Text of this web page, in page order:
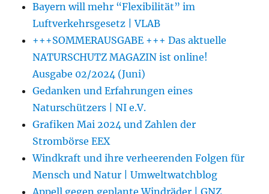
Bayern will mehr “Flexibilität” im
Luftverkehrsgesetz | VLAB
+++SOMMERAUSGABE +++ Das aktuelle
NATURSCHUTZ MAGAZIN ist online!
Ausgabe 02/2024 (Juni)
Gedanken und Erfahrungen eines
Naturschützers | NI e.V.
Grafiken Mai 2024 und Zahlen der
Strombörse EEX
Windkraft und ihre verheerenden Folgen für
Mensch und Natur | Umweltwatchblog